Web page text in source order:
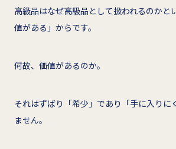
高級品はなぜ高級品として扱われるのかと
値がある」からです。
何故、価値があるのか。
それはずばり「希少」であり「手に入りに
ません。